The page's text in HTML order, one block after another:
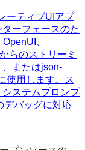
ーティブUIアプ
ーフェースのた
、
らのストリーミ
またはjson-
使用します。ス
ステムプロンプ
デバッグに対応